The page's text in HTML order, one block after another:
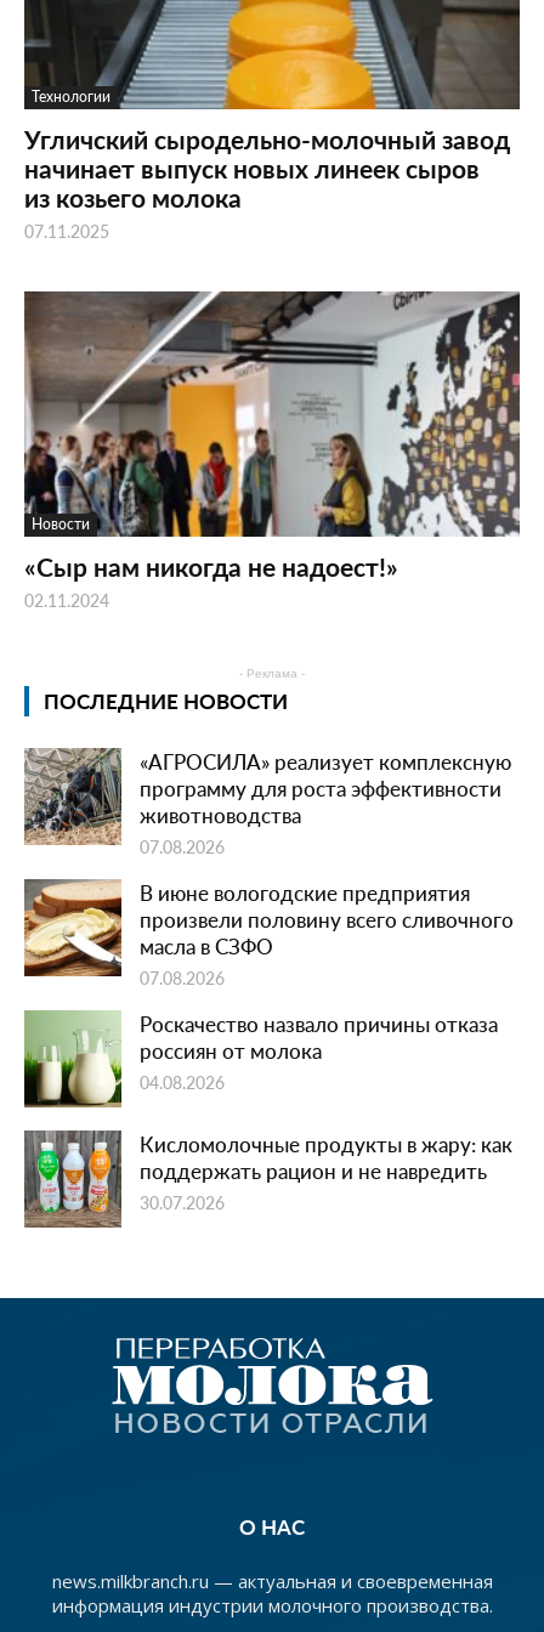
Технологии
Угличский сыродельно-молочный завод
начинает выпуск новых линеек сыров
из козьего молока
07.11.2025
Новости
«Сыр нам никогда не надоест!»
02.11.2024
- Реклама -
ПОСЛЕДНИЕ НОВОСТИ
«АГРОСИЛА» реализует комплексную
программу для роста эффективности
животноводства
07.08.2026
В июне вологодские предприятия
произвели половину всего сливочного
масла в СЗФО
07.08.2026
Роскачество назвало причины отказа
россиян от молока
04.08.2026
Кисломолочные продукты в жару: как
поддержать рацион и не навредить
30.07.2026
О НАС
news.milkbranch.ru — актуальная и своевременная
информация индустрии молочного производства.